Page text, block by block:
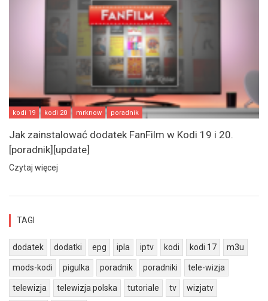
kodi 19 kodi 20 mrknow poradnik
Jak zainstalować dodatek FanFilm w Kodi 19 i 20.
[poradnik][update]
Czytaj więcej
TAGI
dodatek dodatki epg ipla iptv kodi kodi 17 m3u
mods-kodi pigulka poradnik poradniki tele-wizja
telewizja telewizja polska tutoriale tv wizjatv